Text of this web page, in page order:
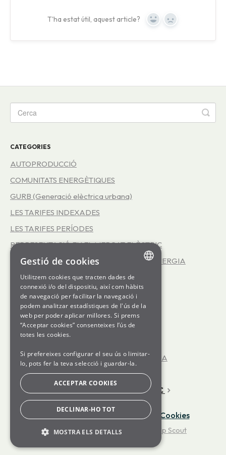
T'ha estat útil, aquest article? Yes No
CATEGORIES
AUTOPRODUCCIÓ
COMUNITATS ENERGÈTIQUES
GURB (Generació elèctrica urbana)
LES TARIFES INDEXADES
LES TARIFES PERÍODES
REPRESENTACIÓ EN EL MERCAT ELÈCTRIC
EFICIÈNCIA ENERGÈTICA - SERVEI INFOENERGIA
LA COOPERATIVA SOM ENERGIA
LES TARIFES 3.0TD
LES TARIFES D'ALTA TENSIÓ
GENERATION kWh
ENCARA NO TINC LA LLUM CONTRACTADA
OFICINA VIRTUAL
FUNCIONAMENT DEL MERCAT ELÈCTRIC
Política de Privacitat Cookies
©Som Energia 2026.Powered by Help Scout
ENGLISH
SPANISH
GL
Gestió de cookies
Utilitzem cookies que tracten dades de
connexió i/o del dispositiu, així com hàbits
de navegació per facilitar la navegació i
podem analitzar estadístiques de l'ús de la
web per poder aplicar millores. Si prems
“Acceptar cookies” consenteixes l’ús de
totes les cookies.
Si prefereixes configurar el seu ús o limitar-
lo, pots fer la teva selecció i guardar-la.
ACCEPTAR COOKIES
DECLINAR-HO TOT
MOSTRA ELS DETALLS
BÀSIQUES